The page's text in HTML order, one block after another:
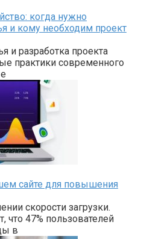
когда нужно
и кому необходим проект
и разработка проекта
практики современного
сайте для повышения
скорости загрузки.
47% пользователей
в